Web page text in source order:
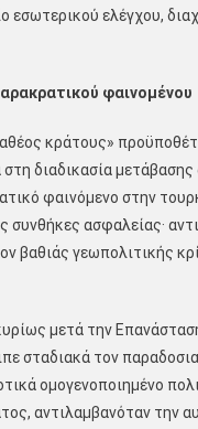
εσωτερικού ελέγχου,
φαινομένου
κράτους»
διαδικασία
φαινόμενο στην
ασφαλείας·
βαθιάς γεωπολιτικής
μετά την
σταδιακά τον
ομογενοποιημένο
αντιλαμβανόταν την